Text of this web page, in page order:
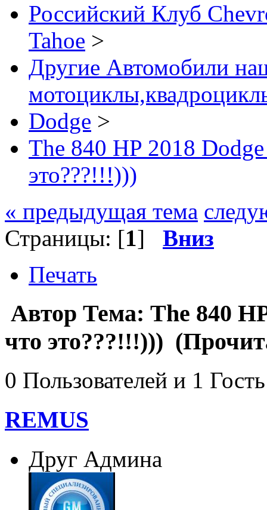
Российский Клуб
Tahoe >
Другие Автомобили
Dodge >
The 840 HP 2018
это???!!!)))
« предыдущая тема
Страницы: [1] Вниз
Печать
Автор Тема: The 840
что это???!!!)))
0 Пользователей и 1
REMUS
Друг Админа